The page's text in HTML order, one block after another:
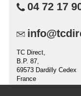
04 72 17
TC Direct,
B.P. 87,
69573 Dardilly Cedex
France